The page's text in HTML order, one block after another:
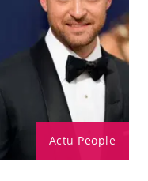
Actu People